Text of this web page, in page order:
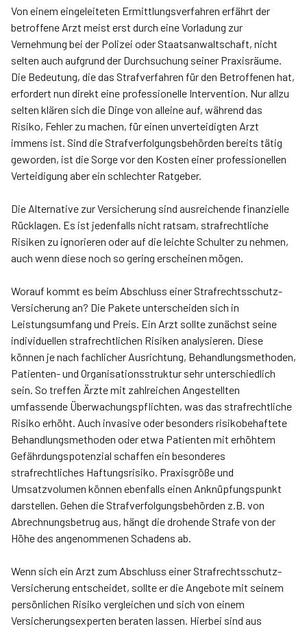
Von einem eingeleiteten Ermittlungsverfahren erfährt der
betroffene Arzt meist erst durch eine Vorladung zur
Vernehmung bei der Polizei oder Staatsanwaltschaft, nicht
selten auch aufgrund der Durchsuchung seiner Praxisräume.
Die Bedeutung, die das Strafverfahren für den Betroffenen hat,
erfordert nun direkt eine professionelle Intervention. Nur allzu
selten klären sich die Dinge von alleine auf, während das
Risiko, Fehler zu machen, für einen unverteidigten Arzt
immens ist. Sind die Strafverfolgungsbehörden bereits tätig
geworden, ist die Sorge vor den Kosten einer professionellen
Verteidigung aber ein schlechter Ratgeber.
Die Alternative zur Versicherung sind ausreichende finanzielle
Rücklagen. Es ist jedenfalls nicht ratsam, strafrechtliche
Risiken zu ignorieren oder auf die leichte Schulter zu nehmen,
auch wenn diese noch so gering erscheinen mögen.
Worauf kommt es beim Abschluss einer Strafrechtsschutz-
Versicherung an? Die Pakete unterscheiden sich in
Leistungsumfang und Preis. Ein Arzt sollte zunächst seine
individuellen strafrechtlichen Risiken analysieren. Diese
können je nach fachlicher Ausrichtung, Behandlungsmethoden,
Patienten- und Organisationsstruktur sehr unterschiedlich
sein. So treffen Ärzte mit zahlreichen Angestellten
umfassende Überwachungspflichten, was das strafrechtliche
Risiko erhöht. Auch invasive oder besonders risikobehaftete
Behandlungsmethoden oder etwa Patienten mit erhöhtem
Gefährdungspotenzial schaffen ein besonderes
strafrechtliches Haftungsrisiko. Praxisgröße und
Umsatzvolumen können ebenfalls einen Anknüpfungspunkt
darstellen. Gehen die Strafverfolgungsbehörden z.B. von
Abrechnungsbetrug aus, hängt die drohende Strafe von der
Höhe des angenommenen Schadens ab.
Wenn sich ein Arzt zum Abschluss einer Strafrechtsschutz-
Versicherung entscheidet, sollte er die Angebote mit seinem
persönlichen Risiko vergleichen und sich von einem
Versicherungsexperten beraten lassen. Hierbei sind aus